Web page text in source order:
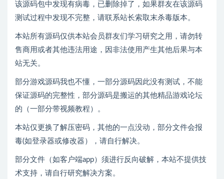
该源码包中发现有病毒，已删除掉了，如果群友在该源码
测试过程中发现不完整，请联系站长索取末杀毒版本。
本站所有源码仅供本站会员群友们学习研究之用，请勿转
售商用或者其他违法用途，因非法使用产生其他后果与本
站无关。
部分游戏源码我也不懂，一部分源码因此没有测试，不能
保证源码的完整性，部分源码是搬运的其他精品游戏论坛
的（一部分带视频教程）。
本站仅更换了解压密码，其他的一点没动，部分文件会报
毒(如登录器或修改器），请自行解决。
部分文件（如客户端app）须进行反向破解，本站不提供技
术支持，请自行研究解决方案。